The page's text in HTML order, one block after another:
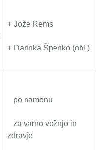
+ Jože Rems
+ Darinka Špenko (obl.)
po namenu
za varno vožnjo in
zdravje